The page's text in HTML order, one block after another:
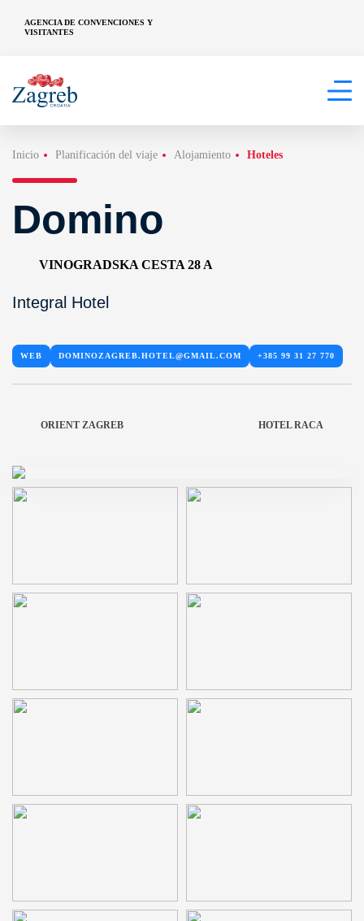
AGENCIA DE CONVENCIONES Y
VISITANTES
Inicio Planificación del viaje Alojamiento Hoteles
Domino
VINOGRADSKA CESTA 28 A
Integral Hotel
WEB DOMINOZAGREB.HOTEL@GMAIL.COM +385 99 31 27 770
ORIENT ZAGREB HOTEL RACA